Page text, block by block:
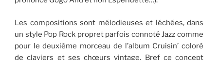
Les compositions sont mélodieuses et léchées, dans
un style Pop Rock propret parfois connoté Jazz comme
pour le deuxième morceau de l’album Cruisin’ coloré
de claviers et ses chœurs vintage. Bref ce concept